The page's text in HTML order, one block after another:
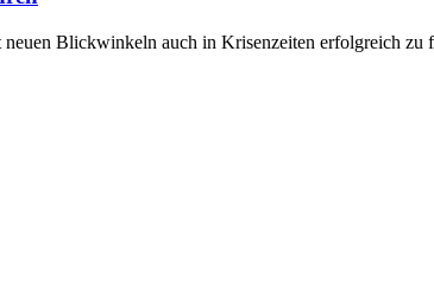
Blickwinkeln auch in Krisenzeiten erfolgreich zu